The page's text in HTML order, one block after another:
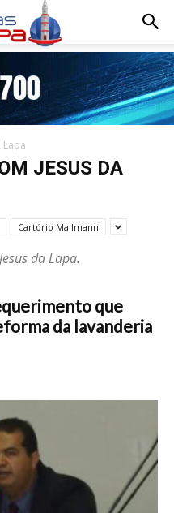
Lapa
JESUS DA
Cartório Mallmann
da Lapa.
que
da lavanderia